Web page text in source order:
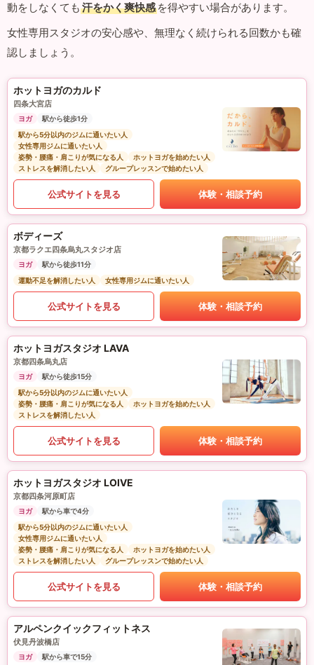
動をしなくても 汗をかく爽快感 を得やすい場合があります。
女性専用スタジオの安心感や、無理なく続けられる回数かも確
認しましょう。
ホットヨガのカルド
四条大宮店
ヨガ
駅から徒歩1分
駅から5分以内のジムに通いたい人
女性専用ジムに通いたい人
姿勢・腰痛・肩こりが気になる人
ホットヨガを始めたい人
ストレスを解消したい人
グループレッスンで始めたい人
公式サイトを見る 体験・相談予約
ボディーズ
京都ラクエ四条烏丸スタジオ店
ヨガ
駅から徒歩11分
運動不足を解消したい人
女性専用ジムに通いたい人
公式サイトを見る 体験・相談予約
ホットヨガスタジオ LAVA
京都四条烏丸店
ヨガ
駅から徒歩15分
駅から5分以内のジムに通いたい人
姿勢・腰痛・肩こりが気になる人
ホットヨガを始めたい人
ストレスを解消したい人
公式サイトを見る 体験・相談予約
ホットヨガスタジオ LOIVE
京都四条河原町店
ヨガ
駅から車で4分
駅から5分以内のジムに通いたい人
女性専用ジムに通いたい人
姿勢・腰痛・肩こりが気になる人
ホットヨガを始めたい人
ストレスを解消したい人
グループレッスンで始めたい人
公式サイトを見る 体験・相談予約
アルペンクイックフィットネス
伏見丹波橋店
ヨガ 駅から車で15分